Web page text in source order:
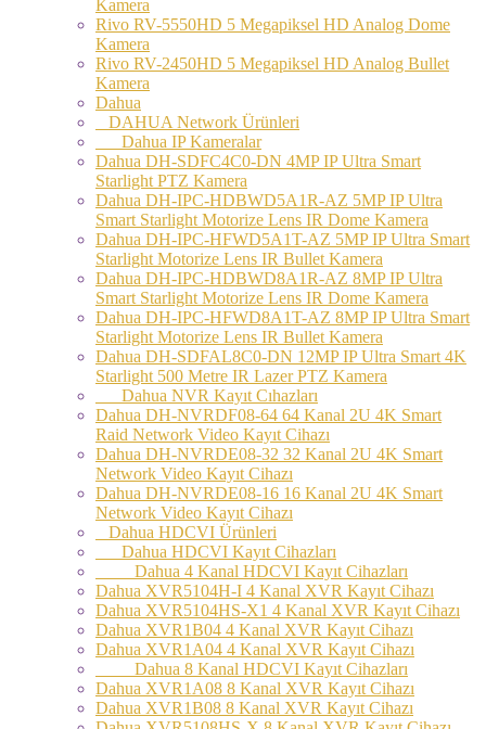
Kamera
Rivo RV-5550HD 5 Megapiksel HD Analog Dome
Kamera
Rivo RV-2450HD 5 Megapiksel HD Analog Bullet
Kamera
Dahua
DAHUA Network Ürünleri
Dahua IP Kameralar
Dahua DH-SDFC4C0-DN 4MP IP Ultra Smart
Starlight PTZ Kamera
Dahua DH-IPC-HDBWD5A1R-AZ 5MP IP Ultra
Smart Starlight Motorize Lens IR Dome Kamera
Dahua DH-IPC-HFWD5A1T-AZ 5MP IP Ultra Smart
Starlight Motorize Lens IR Bullet Kamera
Dahua DH-IPC-HDBWD8A1R-AZ 8MP IP Ultra
Smart Starlight Motorize Lens IR Dome Kamera
Dahua DH-IPC-HFWD8A1T-AZ 8MP IP Ultra Smart
Starlight Motorize Lens IR Bullet Kamera
Dahua DH-SDFAL8C0-DN 12MP IP Ultra Smart 4K
Starlight 500 Metre IR Lazer PTZ Kamera
Dahua NVR Kayıt Cıhazları
Dahua DH-NVRDF08-64 64 Kanal 2U 4K Smart
Raid Network Video Kayıt Cihazı
Dahua DH-NVRDE08-32 32 Kanal 2U 4K Smart
Network Video Kayıt Cihazı
Dahua DH-NVRDE08-16 16 Kanal 2U 4K Smart
Network Video Kayıt Cihazı
Dahua HDCVI Ürünleri
Dahua HDCVI Kayıt Cihazları
Dahua 4 Kanal HDCVI Kayıt Cihazları
Dahua XVR5104H-I 4 Kanal XVR Kayıt Cihazı
Dahua XVR5104HS-X1 4 Kanal XVR Kayıt Cihazı
Dahua XVR1B04 4 Kanal XVR Kayıt Cihazı
Dahua XVR1A04 4 Kanal XVR Kayıt Cihazı
Dahua 8 Kanal HDCVI Kayıt Cihazları
Dahua XVR1A08 8 Kanal XVR Kayıt Cihazı
Dahua XVR1B08 8 Kanal XVR Kayıt Cihazı